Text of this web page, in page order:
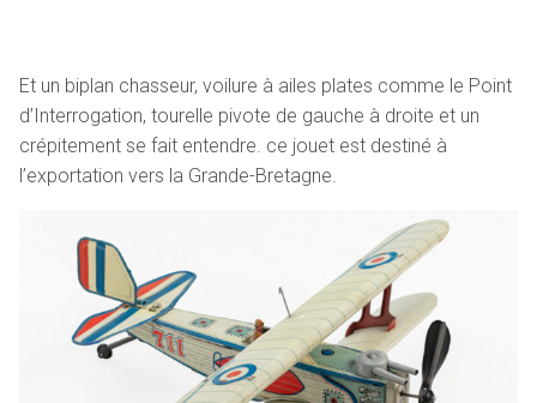
Et un biplan chasseur, voilure à ailes plates comme le Point
d’Interrogation, tourelle pivote de gauche à droite et un
crépitement se fait entendre. ce jouet est destiné à
l’exportation vers la Grande-Bretagne.